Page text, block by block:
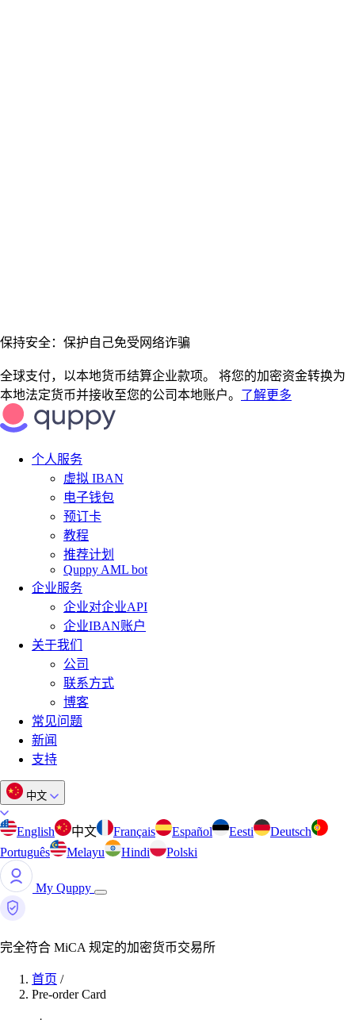
保持安全：保护自己免受网络诈骗
全球支付，以本地货币结算企业款项。 将您的加密资金转换为
本地法定货币并接收至您的公司本地账户。 了解更多
个人服务
虚拟 IBAN
电子钱包
预订卡
教程
推荐计划
Quppy AML bot
企业服务
企业对企业API
企业IBAN账户
关于我们
公司
联系方式
博客
常见问题
新闻
支持
中文
English 中文 Français Español Eesti
Deutsch
Português
Melayu Hindi Polski
My Quppy
完全符合 MiCA 规定的加密货币交易所
首页 /
Pre-order Card